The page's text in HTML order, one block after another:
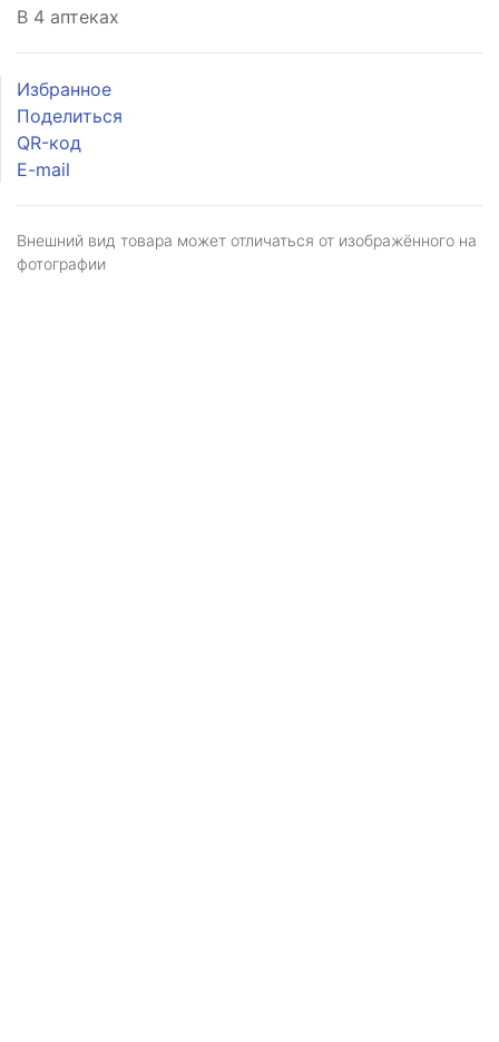
В 4 аптеках
Избранное
Поделиться
QR-код
E-mail
Внешний вид товара может отличаться от изображённого на
фотографии